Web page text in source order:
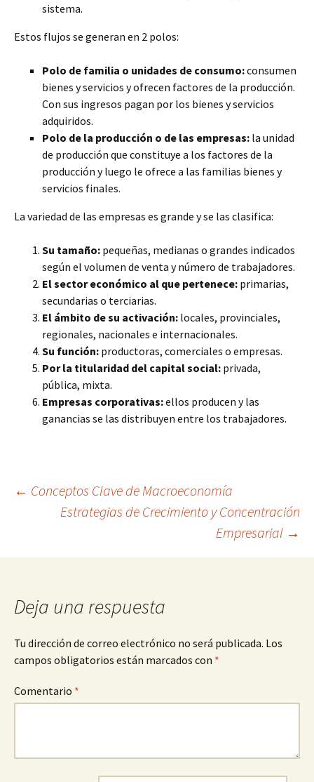
sistema.
Estos flujos se generan en 2 polos:
Polo de familia o unidades de consumo:consumen
bienes y servicios y ofrecen factores de la producción.
Con sus ingresos pagan por los bienes y servicios
adquiridos.
Polo de la producción o de las empresas: la unidad
de producción que constituye a los factores de la
producción y luego le ofrece a las familias bienes y
servicios finales.
La variedad de las empresas es grande y se las clasifica:
Su tamaño: pequeñas, medianas o grandes indicados
según el volumen de venta y número de trabajadores.
El sector económico al que pertenece: primarias,
secundarias o terciarias.
El ámbito de su activación: locales, provinciales,
regionales, nacionales e internacionales.
Su función: productoras, comerciales o empresas.
Por la titularidad del capital social: privada,
pública, mixta.
Empresas corporativas:ellos producen y las
ganancias se las distribuyen entre los trabajadores.
Navegación
← Conceptos Clave de Macroeconomía
Estrategias de Crecimiento y Concentración
Empresarial →
Deja una respuesta
Tu dirección de correo electrónico no será publicada. Los
campos obligatorios están marcados con *
Comentario *